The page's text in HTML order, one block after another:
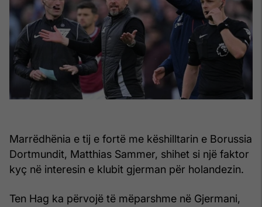
Marrëdhënia e tij e fortë me këshilltarin e Borussia
Dortmundit, Matthias Sammer, shihet si një faktor
kyç në interesin e klubit gjerman për holandezin.
Ten Hag ka përvojë të mëparshme në Gjermani,